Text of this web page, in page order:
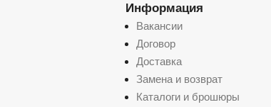
Информация
Вакансии
Договор
Доставка
Замена и возврат
Каталоги и брошюры